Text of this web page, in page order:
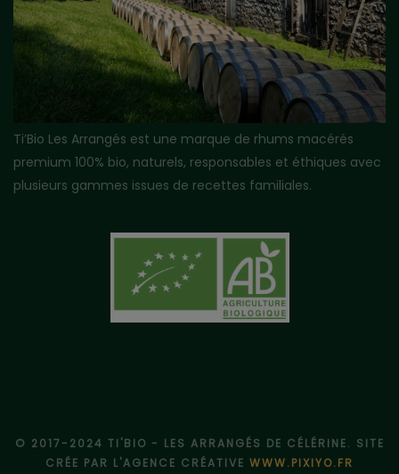
Ti’Bio Les Arrangés est une marque de rhums macérés
premium 100% bio, naturels, responsables et éthiques avec
plusieurs gammes issues de recettes familiales.
© 2017-2024 TI'BIO - LES ARRANGÉS DE CÉLÉRINE. SITE
CRÉE PAR L'AGENCE CRÉATIVE WWW.PIXIYO.FR